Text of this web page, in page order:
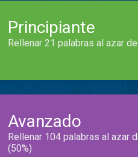
Principiante
Rellenar 21 palabras al azar
Avanzado
Rellenar 104 palabras al azar
(50%)